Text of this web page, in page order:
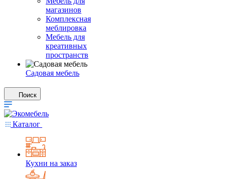
магазинов
Комплексная
меблировка
Мебель для
креативных
пространств
Садовая мебель
Поиск
Каталог
Кухни на заказ